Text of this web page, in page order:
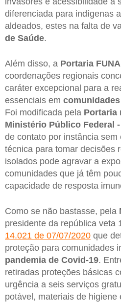
diferenciada para indígenas
aldeados, estes na falta de
de Saúde.
Além disso, a Portaria
coordenações regionais
caráter excepcional para a
essenciais em
Foi modificada pela Portaria
Ministério Público Federal -
de contato por instância sem
técnica para tomar decisões
isolados pode agravar a
comunidades que já têm
capacidade de resposta
Como se não bastasse, pela
presidente da república veta
14.021 de 07/07/2020 que
proteção para comunidades
pandemia de Covid-19.
retiradas proteções básicas
urgência a seis serviços
potável, materiais de higiene